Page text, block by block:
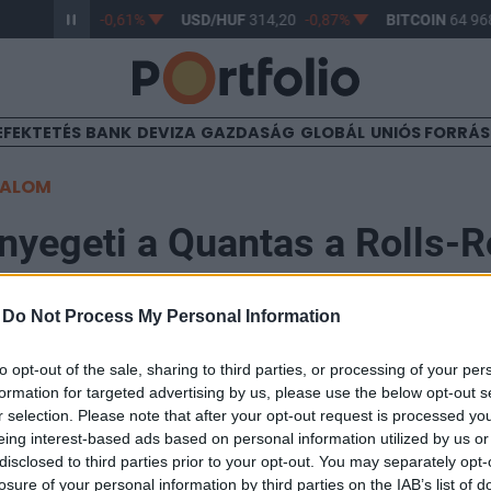
Do Not Process My Personal Information
opt-out of the sale, sharing to third parties, or processing of your
for targeted advertising by us, please use the below opt-out
selection. Please note that after your opt-out request is processed
interest-based ads based on personal information utilized by us
to third parties prior to your opt-out. You may separately
of your personal information by third parties on the IAB’s list of
363,17 -0,61% USD/HUF314,20 -0,87% BITCOIN64
BANK DEVIZA GAZDASÁG GLOBÁL UNIÓS
a Quantas a Rolls-
az első jogi lépéseket a Quantas a Rolls-
Trent 900-as típusú repülőgépmotor felrobbant.
melynek hatására a Quantas gépének